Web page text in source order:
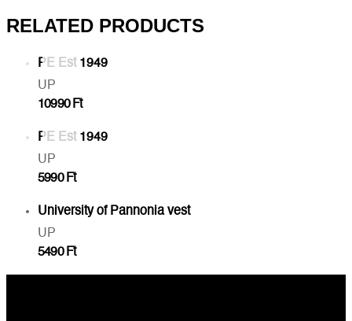
RELATED PRODUCTS
PE Est 1949
UP
10990 Ft
PE Est 1949
UP
5990 Ft
University of Pannonia vest
UP
5490 Ft